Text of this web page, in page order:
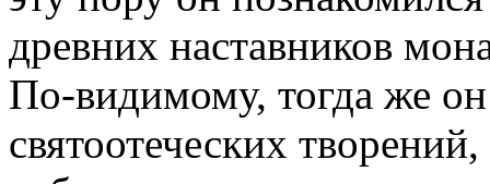
древних наставников
По-видимому, тогда же
святоотеческих